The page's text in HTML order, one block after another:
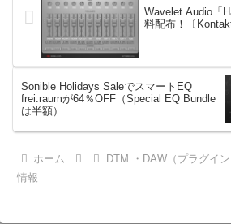
Wavelet Audio「
料配布！〔
Sonible Holidays SaleでスマートEQ
frei:raumが64％OFF（Special EQ Bundle
は半額）
ホーム
DTM ・DAW（プラグイ
情報